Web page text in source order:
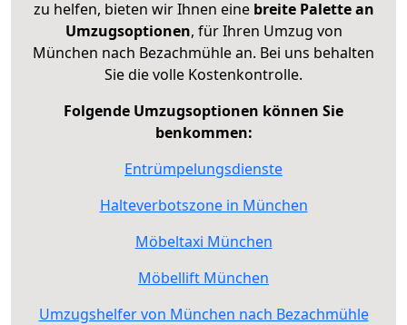
zu helfen, bieten wir Ihnen eine breite Palette an
Umzugsoptionen, für Ihren Umzug von
München nach Bezachmühle an. Bei uns behalten
Sie die volle Kostenkontrolle.
Folgende Umzugsoptionen können Sie
benkommen:
Entrümpelungsdienste
Halteverbotszone in München
Möbeltaxi München
Möbellift München
Umzugshelfer von München nach Bezachmühle